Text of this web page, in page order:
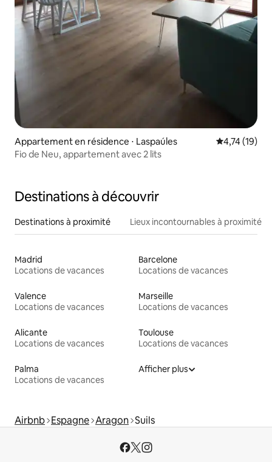
Appartement en résidence ⋅ Laspaúles Évaluation
4,74 (19)
Fio de Neu, appartement avec 2 lits
Destinations à découvrir
Destinations à proximité Lieux incontournables à proximité
Madrid
Locations de vacances
Barcelone
Locations de vacances
Valence
Locations de vacances
Marseille
Locations de vacances
Alicante
Locations de vacances
Toulouse
Locations de vacances
Palma
Locations de vacances
Afficher plus
Airbnb Espagne Aragon Suils